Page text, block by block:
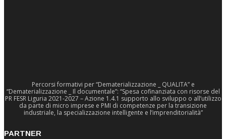
Percorsi formativi per “Dematerializzazione _ QUALITA” e
“Dematerializzazione _ Il documentale”: “Spesa cofinanziata con risorse del
PR FESR Liguria 2021-2027 – Azione 1.4.1 supporto allo sviluppo o all’utilizzo
da parte di micro imprese e PMI di competenze per la transizione
industriale, la specializzazione intelligente e l’imprenditorialità”
PARTNER